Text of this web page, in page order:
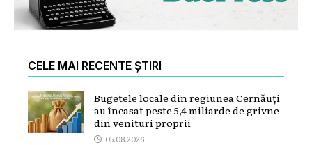
CELE MAI RECENTE ȘTIRI
Bugetele locale din regiunea Cernăuți
au încasat peste 5,4 miliarde de grivne
din venituri proprii
05.08.2026